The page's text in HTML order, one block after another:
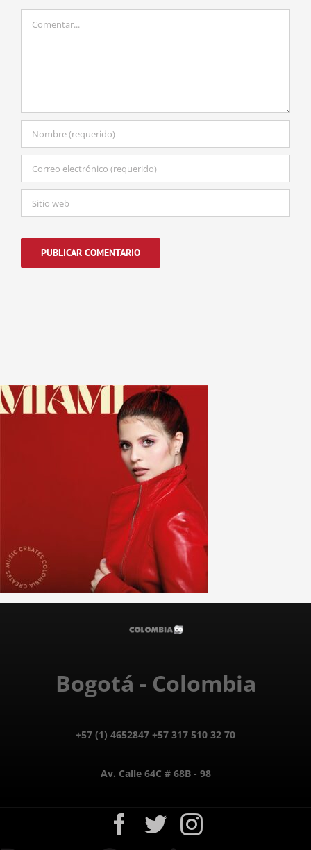
Bogotá - Colombia
+57 (1) 4652847 +57 317 510 32 70
Av. Calle 64C # 68B - 98